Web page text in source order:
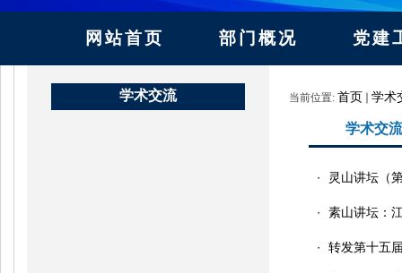
网站首页 部门概况 党建
学术交流 当前位置: 首页 学术
学术交流
・ 灵山讲坛（
・ 素山讲坛：
・ 转发第十五